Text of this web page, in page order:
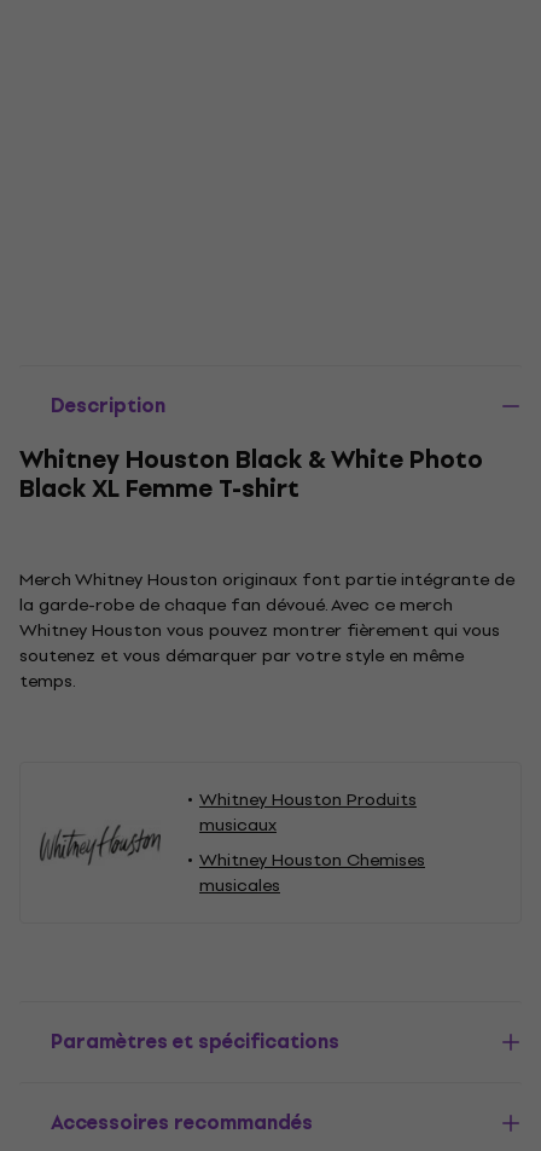
Description
Whitney Houston Black & White Photo
Black XL Femme T-shirt
Merch Whitney Houston originaux font partie intégrante de
la garde-robe de chaque fan dévoué. Avec ce merch
Whitney Houston vous pouvez montrer fièrement qui vous
soutenez et vous démarquer par votre style en même
temps.
Whitney Houston Produits
musicaux
Whitney Houston Chemises
musicales
Paramètres et spécifications
Accessoires recommandés